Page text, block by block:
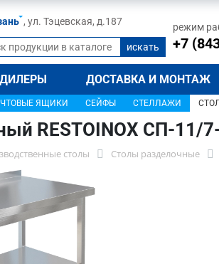
, ул. Тэцевская, д.187 режим
+7
ДИЛЕРЫ ДОСТАВКА И МОНТАЖ
ЯЩИКИ СЕЙФЫ СТЕЛЛАЖИ
RESTOINOX СП-11/
столы Столы разделочные